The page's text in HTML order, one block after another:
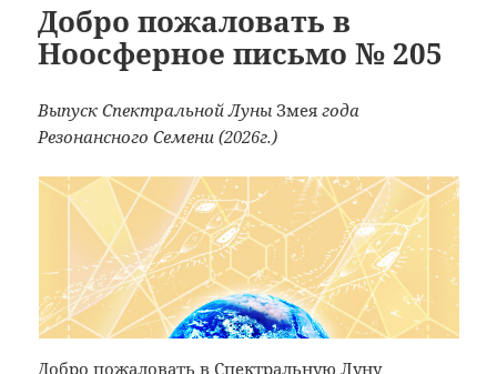
Добро пожаловать в
Ноосферное письмо № 205
Выпуск Спектральной ЛуныЗмеягода
Резонансного Семени (2026г.)
Добро пожаловать в Спектральную Луну